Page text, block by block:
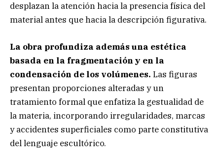
desplazan la atención hacia la presencia física del
material antes que hacia la descripción figurativa.
La obra profundiza además una estética
basada en la fragmentación y en la
condensación de los volúmenes. Las figuras
presentan proporciones alteradas y un
tratamiento formal que enfatiza la gestualidad de
la materia, incorporando irregularidades, marcas
y accidentes superficiales como parte constitutiva
del lenguaje escultórico.